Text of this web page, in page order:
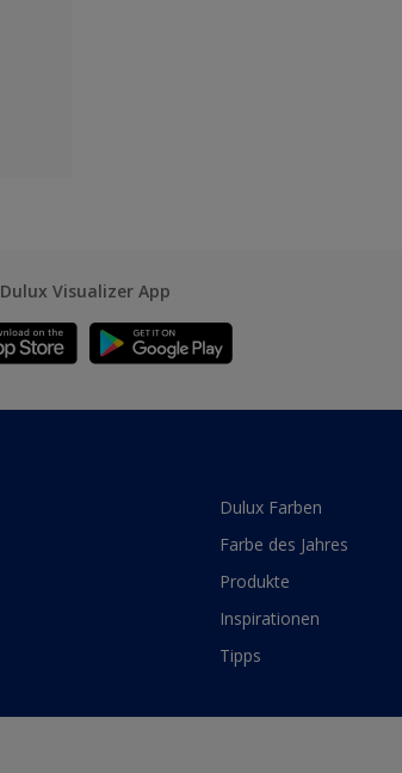
Dulux Visualizer App
Dulux Farben
Farbe des Jahres
Produkte
Inspirationen
Tipps